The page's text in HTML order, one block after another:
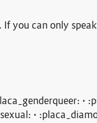
you can only
•
•